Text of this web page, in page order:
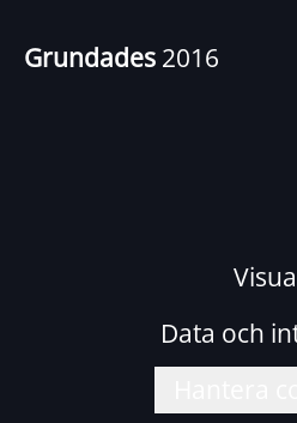
Grundades 2016
Data och